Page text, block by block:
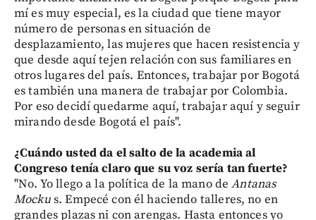
mí es muy especial, es la ciudad que tiene mayor
número de personas en situación de
desplazamiento, las mujeres que hacen resistencia y
que desde aquí tejen relación con sus familiares en
otros lugares del país. Entonces, trabajar por Bogotá
es también una manera de trabajar por Colombia.
Por eso decidí quedarme aquí, trabajar aquí y seguir
mirando desde Bogotá el país".
¿Cuándo usted da el salto de la academia al
Congreso tenía claro que su voz sería tan fuerte?
"No. Yo llego a la política de la mano deAntanas
Mockus. Empecé con él haciendo talleres, no en
grandes plazas ni con arengas. Hasta entonces yo